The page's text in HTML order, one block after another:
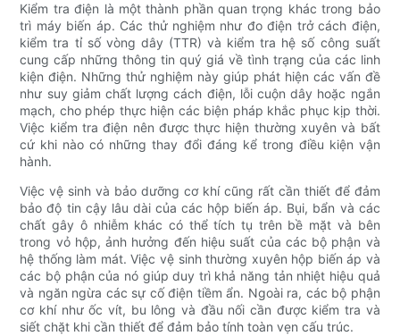
Kiểm tra điện là một thành phần quan trọng khác trong bảo
trì máy biến áp. Các thử nghiệm như đo điện trở cách điện,
kiểm tra tỉ số vòng dây (TTR) và kiểm tra hệ số công suất
cung cấp những thông tin quý giá về tình trạng của các linh
kiện điện. Những thử nghiệm này giúp phát hiện các vấn đề
như suy giảm chất lượng cách điện, lỗi cuộn dây hoặc ngắn
mạch, cho phép thực hiện các biện pháp khắc phục kịp thời.
Việc kiểm tra điện nên được thực hiện thường xuyên và bất
cứ khi nào có những thay đổi đáng kể trong điều kiện vận
hành.
Việc vệ sinh và bảo dưỡng cơ khí cũng rất cần thiết để đảm
bảo độ tin cậy lâu dài của các hộp biến áp. Bụi, bẩn và các
chất gây ô nhiễm khác có thể tích tụ trên bề mặt và bên
trong vỏ hộp, ảnh hưởng đến hiệu suất của các bộ phận và
hệ thống làm mát. Việc vệ sinh thường xuyên hộp biến áp và
các bộ phận của nó giúp duy trì khả năng tản nhiệt hiệu quả
và ngăn ngừa các sự cố điện tiềm ẩn. Ngoài ra, các bộ phận
cơ khí như ốc vít, bu lông và đầu nối cần được kiểm tra và
siết chặt khi cần thiết để đảm bảo tính toàn vẹn cấu trúc.